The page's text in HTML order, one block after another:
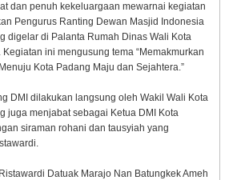
dan penuh kekeluargaan mewarnai kegiatan
Pengurus Ranting Dewan Masjid Indonesia
digelar di Palanta Rumah Dinas Wali Kota
ini mengusung tema “Memakmurkan
Kota Padang Maju dan Sejahtera.”
DMI dilakukan langsung oleh Wakil Wali Kota
juga menjabat sebagai Ketua DMI Kota
siraman rohani dan tausyiah yang
Datuak Marajo Nan Batungkek Ameh